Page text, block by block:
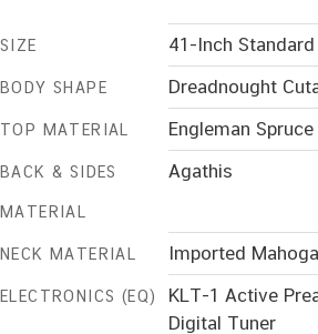
SIZE 41-Inch
BODY SHAPE Dreadnought
TOP MATERIAL Engleman Spruce
BACK & SIDES
MATERIAL
Agathis
NECK MATERIAL Imported
ELECTRONICS (EQ)
KLT-1 Active
Digital Tuner